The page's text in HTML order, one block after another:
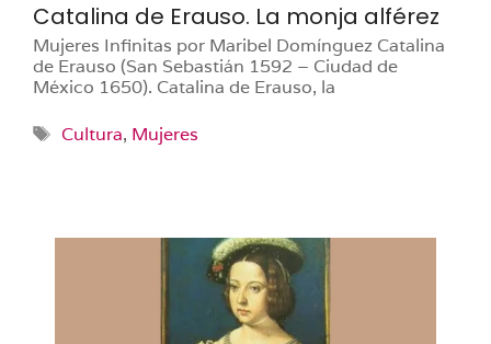
Catalina de Erauso. La monja alférez
Mujeres Infinitas por Maribel Domínguez Catalina
de Erauso (San Sebastián 1592 – Ciudad de
México 1650). Catalina de Erauso, la
Etiquetas
Cultura, Mujeres